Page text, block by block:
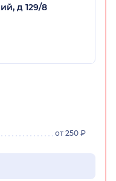
д 129/8
от 250 ₽